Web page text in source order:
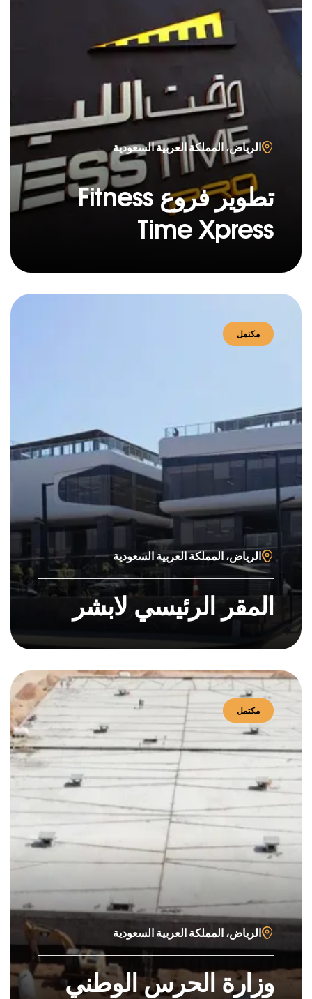
الرياض، المملكة العربية السعودية
تطوير فروع Fitness
Time Xpress
مكتمل
الرياض، المملكة العربية السعودية
المقر الرئيسي لابشر
مكتمل
الرياض، المملكة العربية السعودية
وزارة الحرس الوطني